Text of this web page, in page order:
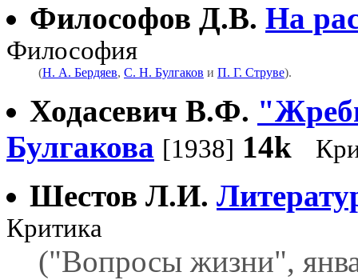
Философов Д.В. На
Философия
(Н. А. Бердяев, С. Н. Булгаков и П. Г. Струве).
Ходасевич В.Ф.
Булгакова [1938] 14k
Шестов Л.И.
Критика
("Вопросы жизни",